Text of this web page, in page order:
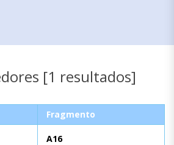
[1 resultados]
Fragmento
A16